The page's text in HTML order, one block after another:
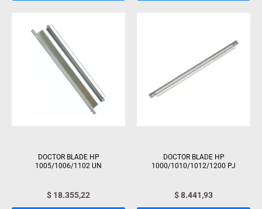
DOCTOR BLADE HP
1005/1006/1102 UN
$ 18.355,22
DOCTOR BLADE HP
1000/1010/1012/1200 PJ
$8.441,93